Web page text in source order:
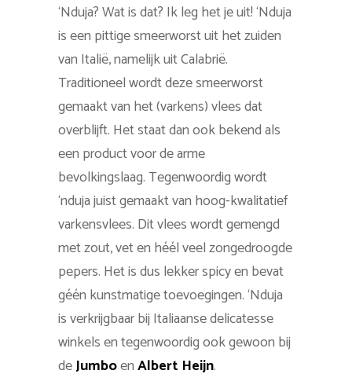
‘Nduja? Wat is dat? Ik leg het je uit! ‘Nduja
is een pittige smeerworst uit het zuiden
van Italië, namelijk uit Calabrië.
Traditioneel wordt deze smeerworst
gemaakt van het (varkens) vlees dat
overblijft. Het staat dan ook bekend als
een product voor de arme
bevolkingslaag. Tegenwoordig wordt
‘nduja juist gemaakt van hoog-kwalitatief
varkensvlees. Dit vlees wordt gemengd
met zout, vet en héél veel zongedroogde
pepers. Het is dus lekker spicy en bevat
géén kunstmatige toevoegingen. ‘Nduja
is verkrijgbaar bij Italiaanse delicatesse
winkels en tegenwoordig ook gewoon bij
deJumboenAlbert Heijn.